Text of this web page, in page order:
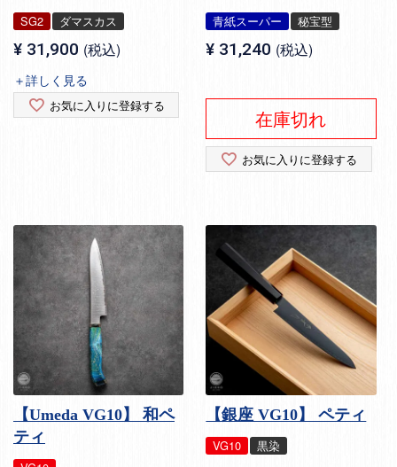
SG2 ダマスカス
¥ 31,900 税込
＋詳しく見る
お気に入りに登録する
青紙スーパー 秘宝型
¥ 31,240 税込
在庫切れ
お気に入りに登録する
【Umeda VG10】 和ペ
ティ
【銀座 VG10】 ペティ
VG10 黒染